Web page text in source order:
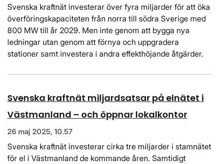
Svenska kraftnät investerar över fyra miljarder för att öka
överföringskapaciteten från norra till södra Sverige med
800 MW till år 2029. Men inte genom att bygga nya
ledningar utan genom att förnya och uppgradera
stationer samt investera i andra effekthöjande åtgärder.
Svenska kraftnät miljardsatsar på elnätet i
Västmanland – och öppnar lokalkontor
26 maj 2025, 10.57
Svenska kraftnät investerar cirka tre miljarder i stamnätet
för el i Västmanland de kommande åren. Samtidigt